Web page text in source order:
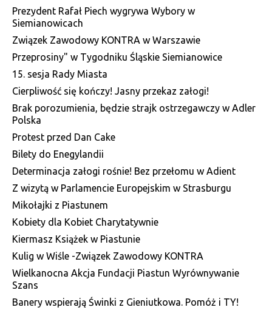
Prezydent Rafał Piech wygrywa Wybory w
Siemianowicach
Związek Zawodowy KONTRA w Warszawie
Przeprosiny" w Tygodniku Śląskie Siemianowice
15. sesja Rady Miasta
Cierpliwość się kończy! Jasny przekaz załogi!
Brak porozumienia, będzie strajk ostrzegawczy w Adler
Polska
Protest przed Dan Cake
Bilety do Enegylandii
Determinacja załogi rośnie! Bez przełomu w Adient
Z wizytą w Parlamencie Europejskim w Strasburgu
Mikołajki z Piastunem
Kobiety dla Kobiet Charytatywnie
Kiermasz Książek w Piastunie
Kulig w Wiśle -Związek Zawodowy KONTRA
Wielkanocna Akcja Fundacji Piastun Wyrównywanie
Szans
Banery wspierają Świnki z Gieniutkowa. Pomóż i TY!